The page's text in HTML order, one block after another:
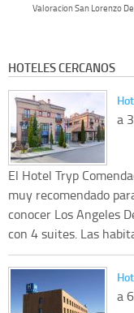
Valoracion San Lorenzo
HOTELES CERCANOS
a
El Hotel Tryp
muy recomendado
conocer Los Angeles
con 4 suites. Las
a